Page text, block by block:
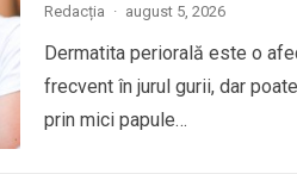
Redacția · august 5, 2026
Dermatita periorală este o
frecvent în jurul gurii, dar
prin mici papule…